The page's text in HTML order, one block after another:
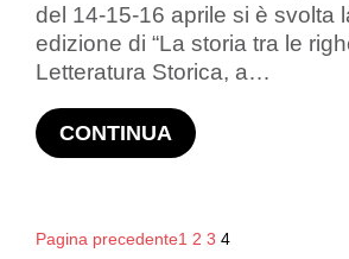
del 14-15-16 aprile si è svolta
edizione di “La storia tra le
Letteratura Storica, a…
CONTINUA
Pagina precedente1 2 3 4